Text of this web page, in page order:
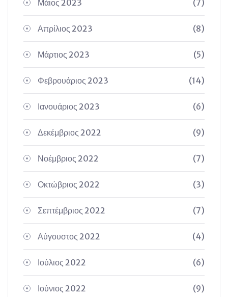
Μάιος 2023 (7)
Απρίλιος 2023 (8)
Μάρτιος 2023 (5)
Φεβρουάριος 2023 (14)
Ιανουάριος 2023 (6)
Δεκέμβριος 2022 (9)
Νοέμβριος 2022 (7)
Οκτώβριος 2022 (3)
Σεπτέμβριος 2022 (7)
Αύγουστος 2022 (4)
Ιούλιος 2022 (6)
Ιούνιος 2022 (9)